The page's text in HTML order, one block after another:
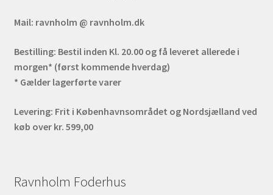
Mail: ravnholm @ ravnholm.dk
Bestilling: Bestil inden Kl. 20.00 og få leveret allerede i
morgen* (først kommende hverdag)
* Gælder lagerførte varer
Levering: Frit i Københavnsområdet og Nordsjælland ved
køb over kr. 599,00
Ravnholm Foderhus